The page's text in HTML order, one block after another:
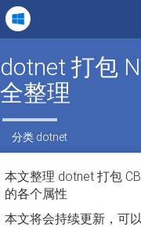
dotnet 打包
全整理
分类 dotnet
本文整理 dotnet 打包
的各个属性
本文将会持续更新，可